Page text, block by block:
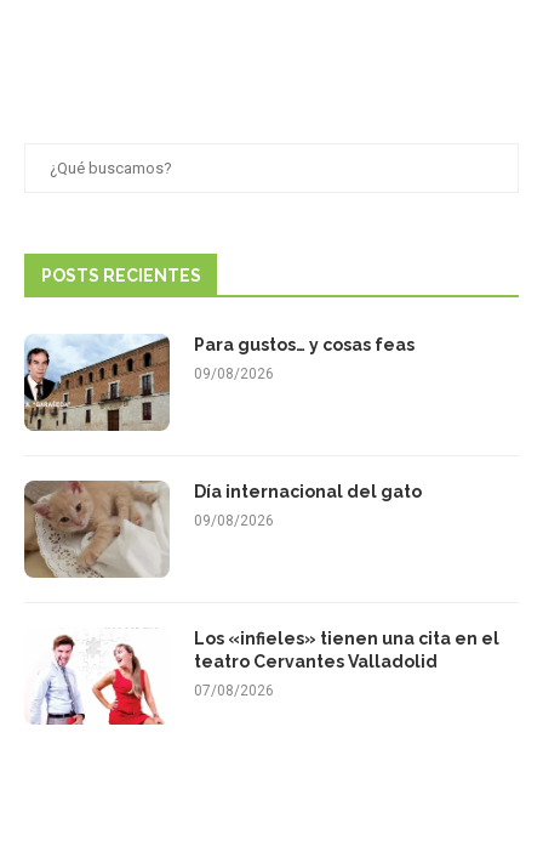
POSTS RECIENTES
Para gustos… y cosas feas
09/08/2026
Día internacional del gato
09/08/2026
Los «infieles» tienen una cita en el
teatro Cervantes Valladolid
07/08/2026